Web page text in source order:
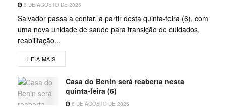
6 DE AGOSTO DE 2026
Salvador passa a contar, a partir desta quinta-feira (6), com
uma nova unidade de saúde para transição de cuidados,
reabilitação...
LEIA MAIS
Casa do Benin será reaberta nesta
quinta-feira (6)
6 DE AGOSTO DE 2026